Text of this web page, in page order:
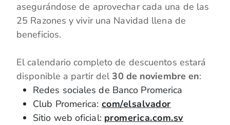
asegurándose de aprovechar cada una de las
25 Razones y vivir una Navidad llena de
beneficios.
El calendario completo de descuentos estará
disponible a partir del 30 de noviembre en:
Redes sociales de Banco Promerica
Club Promerica: com/elsalvador
Sitio web oficial: promerica.com.sv